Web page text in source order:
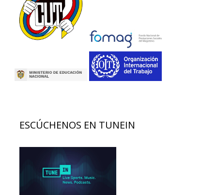
ESCÚCHENOS EN TUNEIN